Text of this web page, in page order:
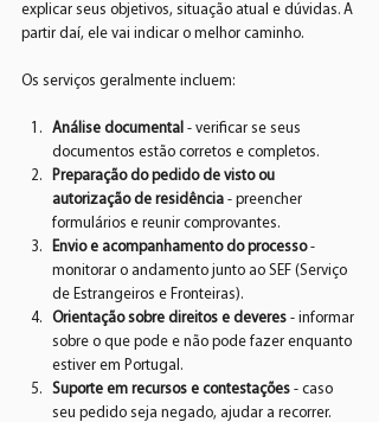
explicar seus objetivos, situação atual e dúvidas. A
partir daí, ele vai indicar o melhor caminho.
Os serviços geralmente incluem:
Análise documental - verificar se seus
documentos estão corretos e completos.
Preparação do pedido de visto ou
autorização de residência - preencher
formulários e reunir comprovantes.
Envio e acompanhamento do processo -
monitorar o andamento junto ao SEF (Serviço
de Estrangeiros e Fronteiras).
Orientação sobre direitos e deveres - informar
sobre o que pode e não pode fazer enquanto
estiver em Portugal.
Suporte em recursos e contestações - caso
seu pedido seja negado, ajudar a recorrer.